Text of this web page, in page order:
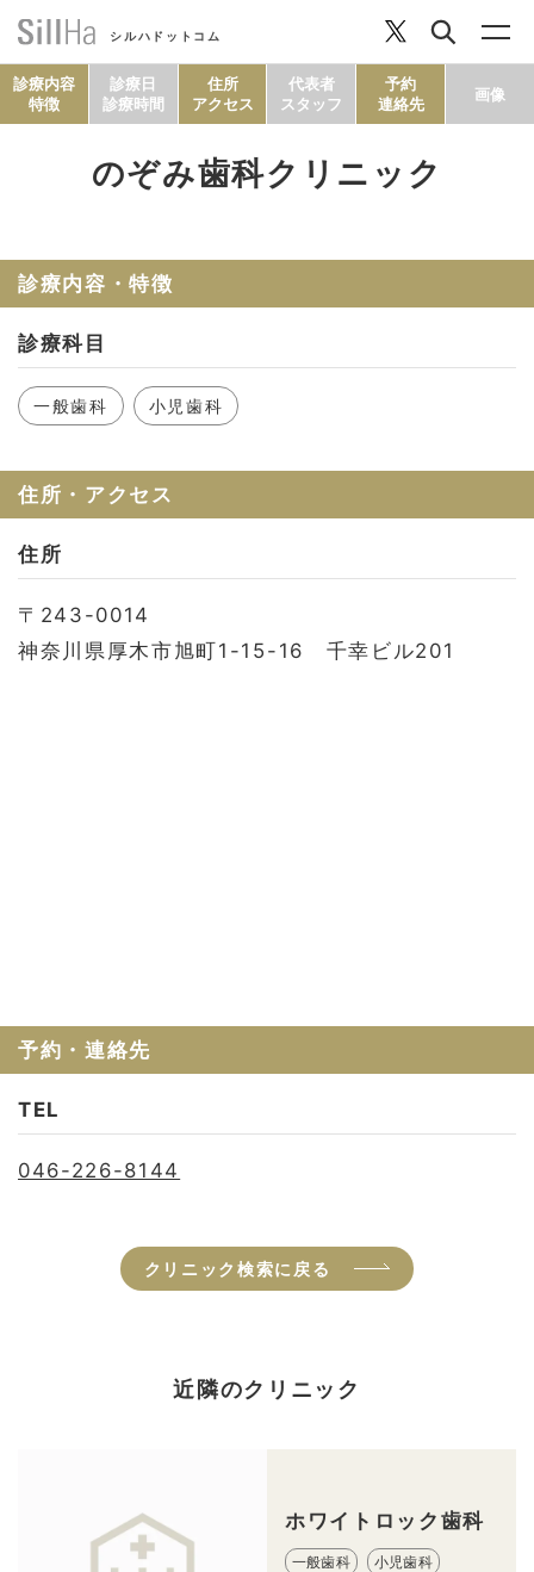
シルハドットコム
セルフチェック
診療内容
特徴
診療日
診療時間
住所
アクセス
代表者
スタッフ
予約
連絡先
画像
のぞみ歯科クリニック
診療内容・特徴
診療科目
一般歯科 小児歯科
住所・アクセス
住所
〒243-0014
神奈川県厚木市旭町1-15-16 千幸ビル201
予約・連絡先
TEL
046-226-8144
クリニック検索に戻る
近隣のクリニック
ホワイトロック歯科
一般歯科 小児歯科